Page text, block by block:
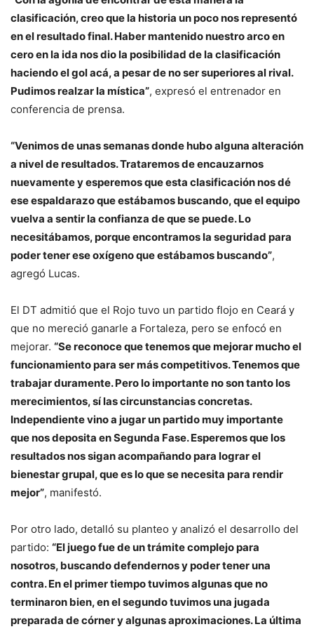
clasificación, creo que la historia un poco nos representó
en el resultado final. Haber mantenido nuestro arco en
cero en la ida nos dio la posibilidad de la clasificación
haciendo el gol acá, a pesar de no ser superiores al rival.
Pudimos realzar la mística”, expresó el entrenador en
conferencia de prensa.
“Venimos de unas semanas donde hubo alguna alteración
a nivel de resultados. Trataremos de encauzarnos
nuevamente y esperemos que esta clasificación nos dé
ese espaldarazo que estábamos buscando, que el equipo
vuelva a sentir la confianza de que se puede. Lo
necesitábamos, porque encontramos la seguridad para
poder tener ese oxígeno que estábamos buscando”,
agregó Lucas.
El DT admitió que el Rojo tuvo un partido flojo en Ceará y
que no mereció ganarle a Fortaleza, pero se enfocó en
mejorar. “Se reconoce que tenemos que mejorar mucho el
funcionamiento para ser más competitivos. Tenemos que
trabajar duramente. Pero lo importante no son tanto los
merecimientos, sí las circunstancias concretas.
Independiente vino a jugar un partido muy importante
que nos deposita en Segunda Fase. Esperemos que los
resultados nos sigan acompañando para lograr el
bienestar grupal, que es lo que se necesita para rendir
mejor”, manifestó.
Por otro lado, detalló su planteo y analizó el desarrollo del
partido: “El juego fue de un trámite complejo para
nosotros, buscando defendernos y poder tener una
contra. En el primer tiempo tuvimos algunas que no
terminaron bien, en el segundo tuvimos una jugada
preparada de córner y algunas aproximaciones. La última